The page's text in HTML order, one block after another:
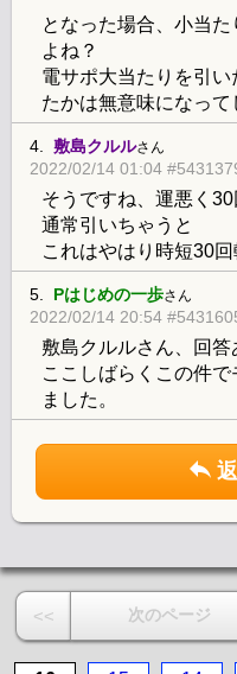
となった場合、小当
よね？
電サポ大当たりを引
たかは無意味になっ
4. 敷島クルルさん
2022/02/14 01:04
そうですね、運悪く
通常引いちゃうと
これはやはり時短30
5. Pはじめの一歩さん
2022/02/14 20:54
敷島クルルさん、回答
ここしばらくこの件
ました。
<< 次のページ